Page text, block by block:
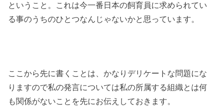
ということ。これは今一番日本の飼育員に求められてい
る事のうちのひとつなんじゃないかと思っています。
ここから先に書くことは、かなりデリケートな問題にな
りますので私の発言については私の所属する組織とは何
も関係がないことを先にお伝えしておきます。